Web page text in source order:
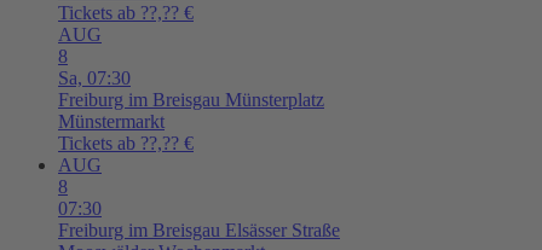
Tickets ab ??,?? €
AUG
8
Sa, 07:30
Freiburg im Breisgau Münsterplatz
Münstermarkt
Tickets ab ??,?? €
AUG
8
07:30
Freiburg im Breisgau Elsässer Straße